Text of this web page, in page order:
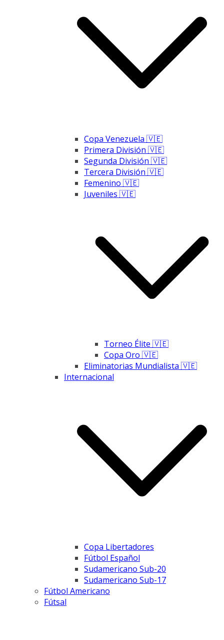
Copa Venezuela 🇻🇪
Primera División 🇻🇪
Segunda División 🇻🇪
Tercera División 🇻🇪
Femenino 🇻🇪
Juveniles 🇻🇪
Torneo Élite 🇻🇪
Copa Oro 🇻🇪
Eliminatorias Mundialista 🇻🇪
Internacional
Copa Libertadores
Fútbol Español
Sudamericano Sub-20
Sudamericano Sub-17
Fútbol Americano
Fútsal